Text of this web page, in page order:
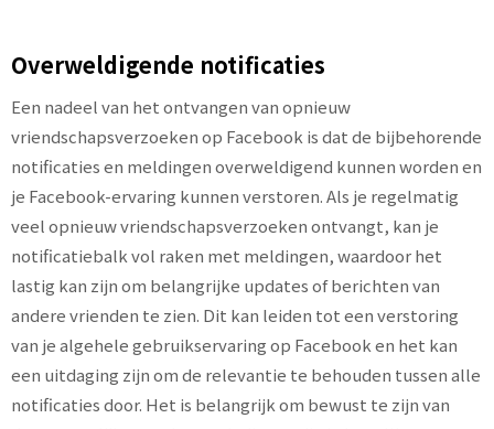
Overweldigende notificaties
Een nadeel van het ontvangen van opnieuw
vriendschapsverzoeken op Facebook is dat de bijbehorende
notificaties en meldingen overweldigend kunnen worden en
je Facebook-ervaring kunnen verstoren. Als je regelmatig
veel opnieuw vriendschapsverzoeken ontvangt, kan je
notificatiebalk vol raken met meldingen, waardoor het
lastig kan zijn om belangrijke updates of berichten van
andere vrienden te zien. Dit kan leiden tot een verstoring
van je algehele gebruikservaring op Facebook en het kan
een uitdaging zijn om de relevantie te behouden tussen alle
notificaties door. Het is belangrijk om bewust te zijn van